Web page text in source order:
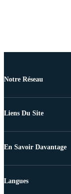
Notre Réseau
Liens Du Site
En Savoir Davantage
Langues